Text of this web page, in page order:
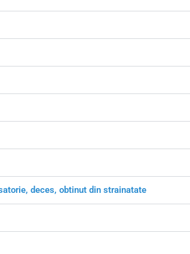
deces, obtinut din strainatate